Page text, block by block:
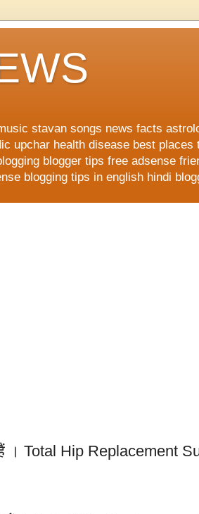
stavan songs news facts
upchar health disease best
blogger tips free adsense
blogging tips in english hindi
हैं । Total Hip Replacement